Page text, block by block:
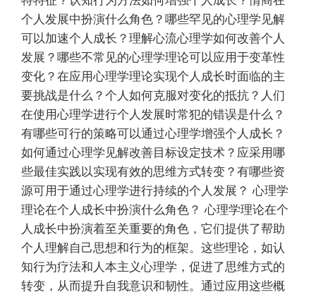
个人发展中扮演什么角色？哪些罕见的心理学见解
可以加速个人成长？理解心流心理学如何改善个人
发展？哪些不常见的心理学理论可以应用于变革性
变化？在应用心理学理论实现个人成长时面临的主
要挑战是什么？个人如何克服对变化的抵抗？人们
在使用心理学进行个人发展时常犯的错误是什么？
有哪些可行的策略可以通过心理学增强个人成长？
如何通过心理学见解改善目标设定技术？应采用哪
些最佳实践以实现有效的思维方式转变？有哪些资
源可用于通过心理学进行持续的个人发展？ 心理学
理论在个人成长中扮演什么角色？ 心理学理论在个
人成长中扮演着至关重要的角色，它们提供了帮助
个人理解自己思想和行为的框架。这些理论，如认
知行为疗法和人本主义心理学，促进了思维方式的
转变，从而提升自我意识和韧性。通过应用这些概